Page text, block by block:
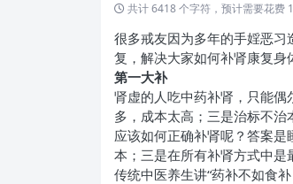
共计 6418 个字符，预计需要花费
很多戒友因为多年的手婬恶
复，解决大家如何补肾康复身
第一大补
肾虚的人吃中药补肾，只能
多，成本太高；三是治标不治
应该如何正确补肾呢？答案是
本；三是在所有补肾方式中是
传统中医养生讲“药补不如食